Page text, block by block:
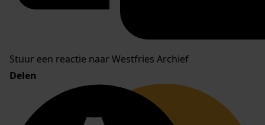
Stuur een reactie naar Westfries Archief
Delen